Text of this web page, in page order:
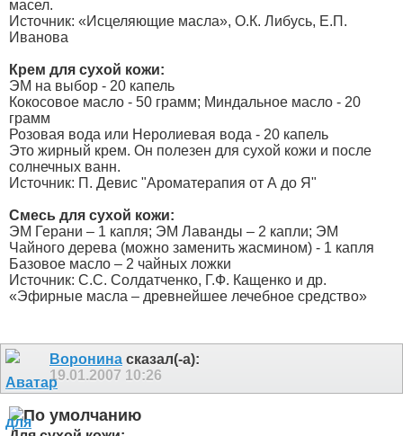
масел.
Источник: «Исцеляющие масла», О.К. Либусь, Е.П.
Иванова
Крем для сухой кожи:
ЭМ на выбор - 20 капель
Кокосовое масло - 50 грамм; Миндальное масло - 20
грамм
Розовая вода или Неролиевая вода - 20 капель
Это жирный крем. Он полезен для сухой кожи и после
солнечных ванн.
Источник: П. Девис "Ароматерапия от А до Я"
Смесь для сухой кожи:
ЭМ Герани – 1 капля; ЭМ Лаванды – 2 капли; ЭМ
Чайного дерева (можно заменить жасмином) - 1 капля
Базовое масло – 2 чайных ложки
Источник: С.С. Солдатченко, Г.Ф. Кащенко и др.
«Эфирные масла – древнейшее лечебное средство»
Воронина сказал(-а):
19.01.2007 10:26